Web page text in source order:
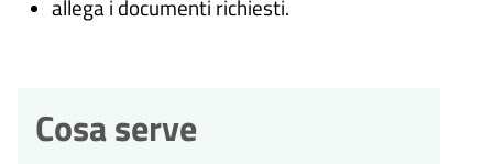
allega i documenti richiesti.
Cosa serve